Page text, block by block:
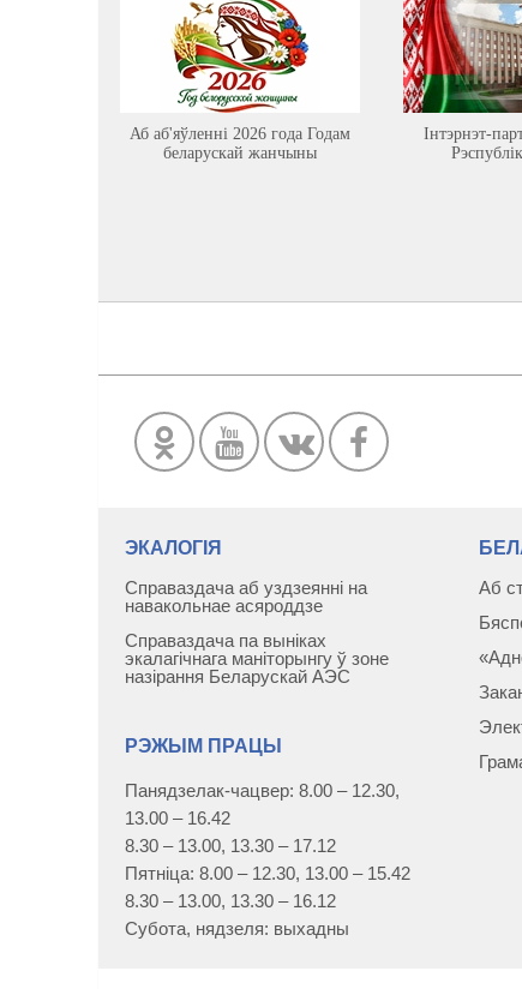
Аб аб'яўленні 2026 года Годам
беларускай жанчыны
Інтэрнэт-
ЭКАЛОГІЯ
Справаздача аб уздзеянні на
навакольнае асяроддзе
Справаздача па выніках
экалагічнага маніторынгу ў зоне
назірання Беларускай АЭС
РЭЖЫМ ПРАЦЫ
Панядзелак-чацвер: 8.00 – 12.30,
13.00 – 16.42
8.30 – 13.00, 13.30 – 17.12
Пятніца: 8.00 – 12.30, 13.00 – 15.42
8.30 – 13.00, 13.30 – 16.12
Субота, нядзеля: выхадны
Аб